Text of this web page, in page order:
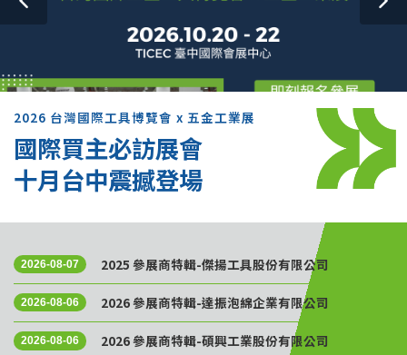
2026 台灣國際工具博覽會 x 五金工業展
國際買主必訪展會
十月台中震撼登場
2026-08-07 2025 參展商特輯-傑揚工具股份有限公司
2026-08-06 2026 參展商特輯-達振泡綿企業有限公司
2026-08-06 2026 參展商特輯-碩興工業股份有限公司